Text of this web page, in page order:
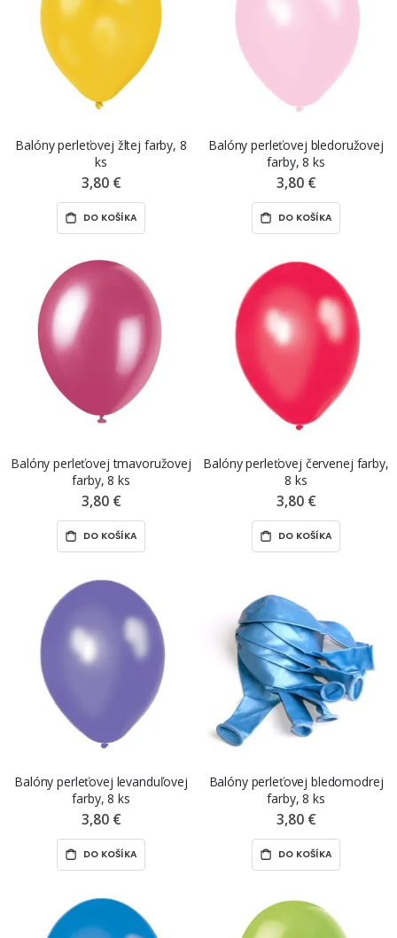
Balóny perleťovej žltej farby, 8
ks
3,80 €
DO KOŠÍKA
Balóny perleťovej bledoružovej
farby, 8 ks
3,80 €
DO KOŠÍKA
Balóny perleťovej tmavoružovej
farby, 8 ks
3,80 €
DO KOŠÍKA
Balóny perleťovej červenej farby,
8 ks
3,80 €
DO KOŠÍKA
Balóny perleťovej levanduľovej
farby, 8 ks
3,80 €
DO KOŠÍKA
Balóny perleťovej bledomodrej
farby, 8 ks
3,80 €
DO KOŠÍKA